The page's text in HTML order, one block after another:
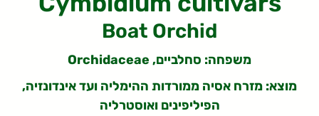
Boat Orchid
משפחה: סחלביים, Orchidaceae
מוצא: מזרח אסיה ממורדות ההימליה ועד אינדונזיה,
הפיליפינים ואוסטרליה